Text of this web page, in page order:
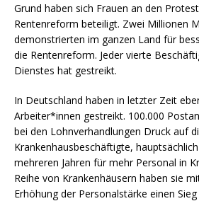
Grund haben sich Frauen an den
Rentenreform beteiligt. Zwei Millionen
demonstrierten im ganzen Land für
die Rentenreform. Jeder vierte
Dienstes hat gestreikt.
In Deutschland haben in letzter Zeit
Arbeiter*innen gestreikt. 100.000
bei den Lohnverhandlungen Druck auf
Krankenhausbeschäftigte,
mehreren Jahren für mehr Personal in
Reihe von Krankenhäusern haben sie
Erhöhung der Personalstärke einen